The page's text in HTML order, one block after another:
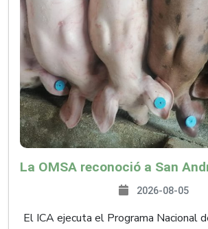
2026-08-05
El ICA ejecuta el Programa Nacional